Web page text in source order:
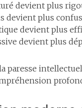
devient plus
devient plus
devient plus
devient plus
paresse